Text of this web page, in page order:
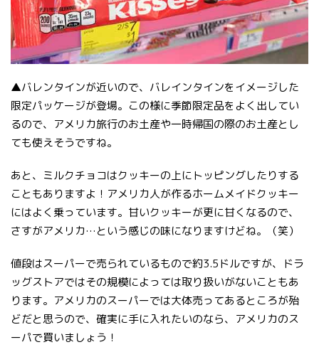
▲バレンタインが近いので、バレインタインをイメージした
限定パッケージが登場。この様に季節限定品をよく出してい
るので、アメリカ旅行のお土産や一時帰国の際のお土産とし
ても使えそうですね。
あと、ミルクチョコはクッキーの上にトッピングしたりする
こともありますよ！アメリカ人が作るホームメイドクッキー
にはよく乗っています。甘いクッキーが更に甘くなるので、
さすがアメリカ…という感じの味になりますけどね。（笑）
値段はスーパーで売られているもので約3.5ドルですが、ドラ
ッグストアではその規模によっては取り扱いがないこともあ
ります。アメリカのスーパーでは大体売ってあるところが殆
どだと思うので、確実に手に入れたいのなら、アメリカのス
ーパで買いましょう！